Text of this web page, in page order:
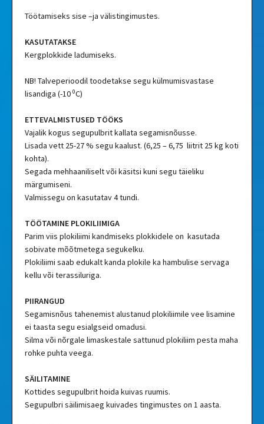
Töötamiseks sise –ja välistingimustes.
KASUTATAKSE
Kergplokkide ladumiseks.
NB! Talveperioodil toodetakse segu külmumisvastase
lisandiga (-10 0C)
ETTEVALMISTUSED TÖÖKS
Vajalik kogus segupulbrit kallata segamisnõusse.
Lisada vett 25-27 % segu kaalust. (6,25 – 6,75 liitrit 25 kg koti
kohta).
Segada mehhaaniliselt või käsitsi kuni segu täieliku
märgumiseni.
Valmissegu on kasutatav 4 tundi.
TÖÖTAMINE PLOKILIIMIGA
Parim viis plokiliimi kandmiseks plokkidele on kasutada
sobivate mõõtmetega segukelku.
Plokiliimi saab edukalt kanda plokile ka hambulise servaga
kellu või terassiluriga.
PIIRANGUD
Segamisnõus tahenemist alustanud plokiliimile vee lisamine
ei taasta segu esialgseid omadusi.
Silma või nõrgale limaskestale sattunud plokiliim pesta maha
rohke puhta veega.
SÄILITAMINE
Kottides segupulbrit hoida kuivas ruumis.
Segupulbri säilimisaeg kuivades tingimustes on 1 aasta.